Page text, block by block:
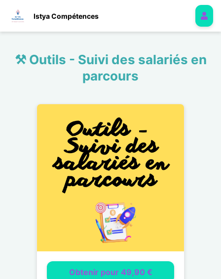
Istya Compétences
⚒️ Outils - Suivi des salariés en
parcours
Obtenir pour 49,90 €